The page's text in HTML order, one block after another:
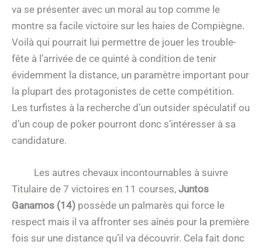
va se présenter avec un moral au top comme le
montre sa facile victoire sur les haies de Compiègne.
Voilà qui pourrait lui permettre de jouer les trouble-
fête à l’arrivée de ce quinté à condition de tenir
évidemment la distance, un paramètre important pour
la plupart des protagonistes de cette compétition.
Les turfistes à la recherche d’un outsider spéculatif ou
d’un coup de poker pourront donc s’intéresser à sa
candidature.
Les autres chevaux incontournables à suivre
Titulaire de 7 victoires en 11 courses, Juntos
Ganamos (14) possède un palmarès qui force le
respect mais il va affronter ses aînés pour la première
fois sur une distance qu’il va découvrir. Cela fait donc